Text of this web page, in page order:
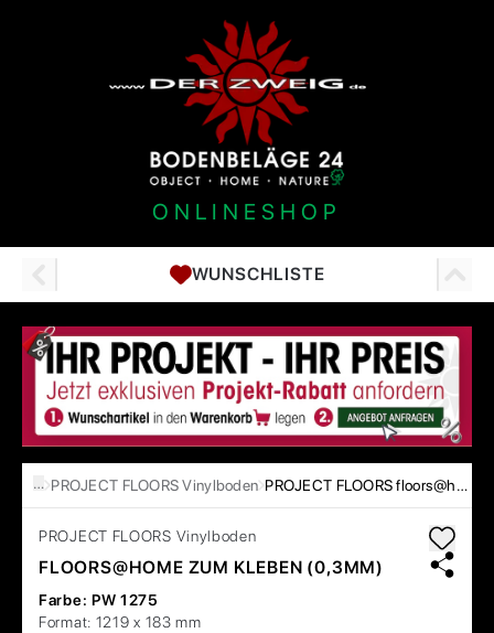
ONLINESHOP
WUNSCHLISTE
… PROJECT FLOORS Vinylboden PROJECT FLOORS floors@home
PROJECT FLOORS Vinylboden
FLOORS@HOME ZUM KLEBEN (0,3MM)
Farbe: PW 1275
Format: 1219 x 183 mm